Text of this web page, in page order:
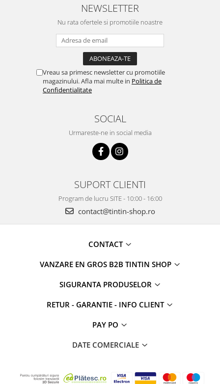
NEWSLETTER
Nu rata ofertele si promotiile noastre
Vreau sa primesc newsletter cu promotiile
magazinului. Afla mai multe in Politica de
Confidentialitate
SOCIAL
Urmareste-ne in social media
SUPORT CLIENTI
Program de lucru SITE - 10:00 - 16:00
contact@tintin-shop.ro
CONTACT
VANZARE EN GROS B2B TINTIN SHOP
SIGURANTA PRODUSELOR
RETUR - GARANTIE - INFO CLIENT
PAY PO
DATE COMERCIALE